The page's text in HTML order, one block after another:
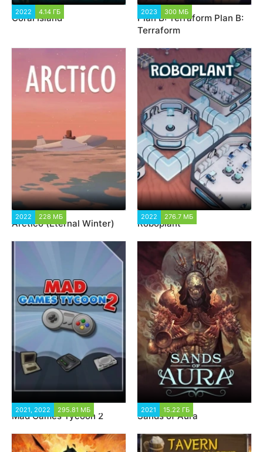
2022 4.14 ГБ
Coral Island
2023 300 МБ
Plan B: Terraform Plan B:
Terraform
2022 228 МБ
Arctico (Eternal Winter)
2022 276.7 МБ
Roboplant
2021, 2022 295.81 МБ
Mad Games Tycoon 2
2021 15.22 ГБ
Sands of Aura